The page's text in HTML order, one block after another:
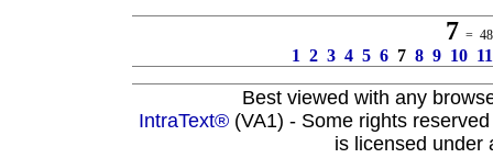
7 =
1 2 3 4 5 6 7 8 9 10 11
Best viewed with any
IntraText®(VA1) - Some rights
is licensed under